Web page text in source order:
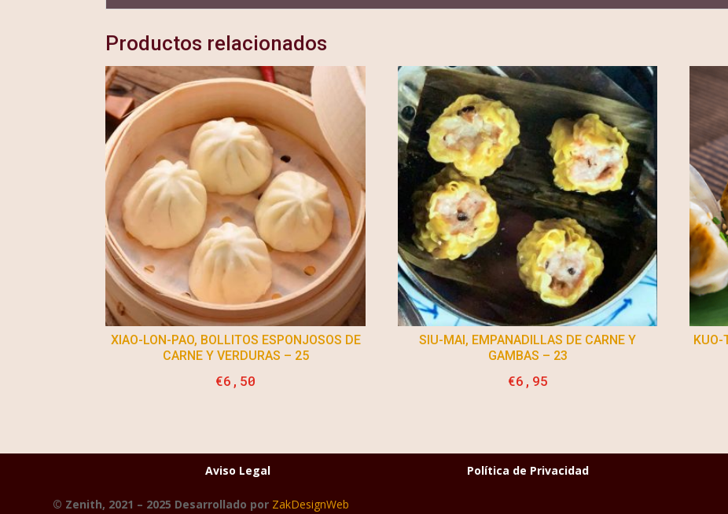
Productos relacionados
XIAO-LON-PAO, BOLLITOS ESPONJOSOS DE
CARNE Y VERDURAS – 25
€6,50
SIU-MAI, EMPANADILLAS DE CARNE Y
GAMBAS – 23
€6,95
KUO-
Aviso Legal Política de Privacidad
© Zenith, 2021 – 2025 Desarrollado por ZakDesignWeb